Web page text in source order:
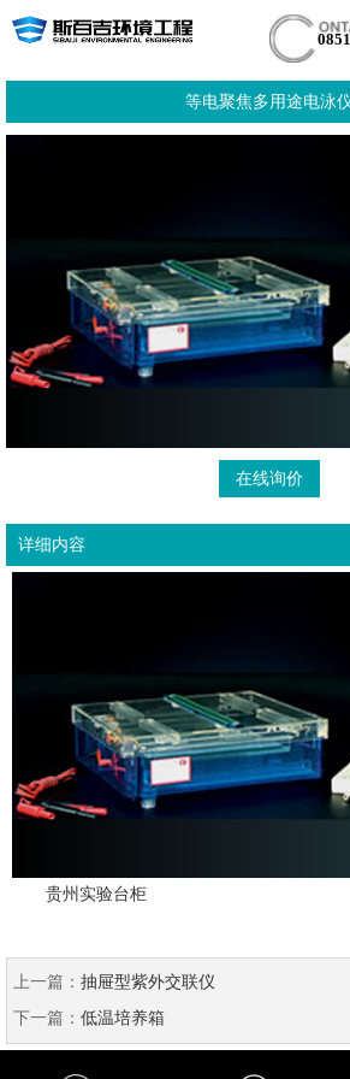
等电聚焦多用途电泳
在线询价
详细内容
贵州实验台柜
上一篇： 抽屉型紫外交联仪
下一篇： 低温培养箱